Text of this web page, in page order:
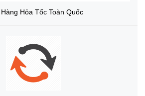
Hỏa Tốc Toàn Quốc